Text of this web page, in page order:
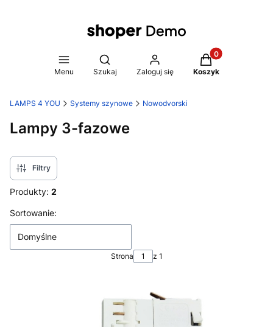
Menu
Otwórz wyszukiwarkę
Szukaj Zaloguj się
Produkty w
Koszyk
LAMPS 4 YOU Systemy szynowe Nowodvorski
Lampy 3-fazowe
Filtry
Produkty: 2
Lista produktów
Sortowanie:
Domyślne
Strona z 1